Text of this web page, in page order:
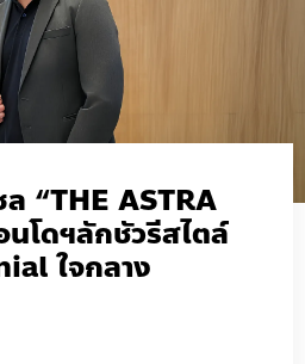
“THE ASTRA
โดฯลักชัวรีสไตล์
ใจกลาง